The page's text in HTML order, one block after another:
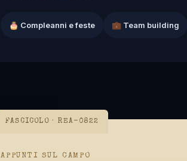
🎂 Compleanni e feste 💼 Team building
FASCICOLO · REA-0822
APPUNTI SUL CAMPO